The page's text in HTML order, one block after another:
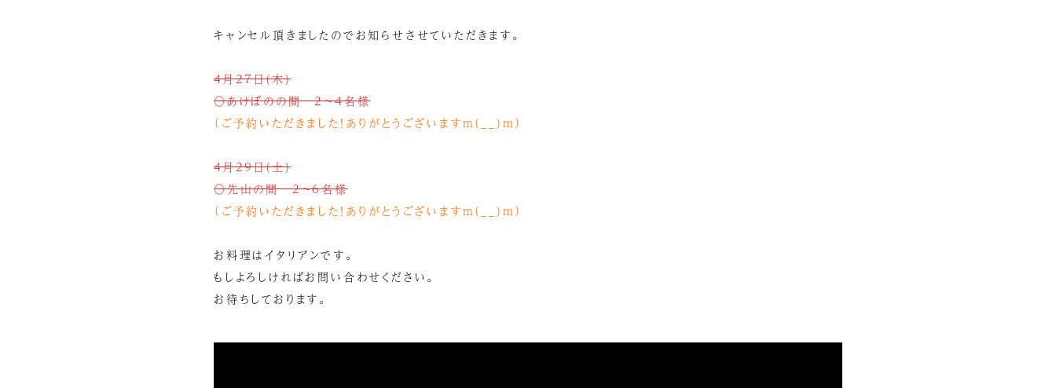
キャンセル頂きましたのでお知らせさせていただきます。
4月27日(木)
〇あけぼのの間 2～4名様
（ご予約いただきました！ありがとうございますm(__)m）
4月29日(土)
〇先山の間 2～6名様
（ご予約いただきました！ありがとうございますm(__)m）
お料理はイタリアンです。
もしよろしければお問い合わせください。
お待ちしております。